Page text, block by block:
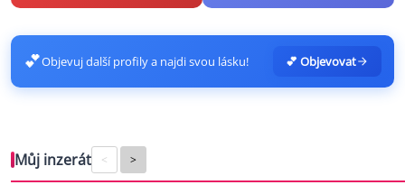
💕Objevuj další profily a najdi svou lásku! 💕 Objevovat
Můj inzerát < >